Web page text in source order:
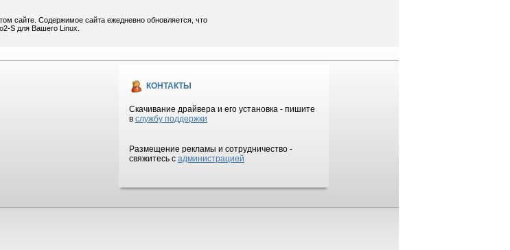
сайте. Содержимое сайта ежедневно обновляется, что
S для Вашего Linux.
КОНТАКТЫ
Скачивание драйвера и его установка - пишите
в службу поддержки
Размещение рекламы и сотрудничество -
свяжитесь с администрацией